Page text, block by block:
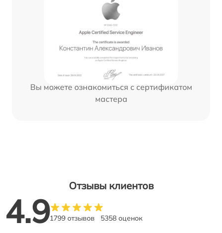
Вы можете ознакомиться с сертификатом
мастера
Отзывы клиентов
4.91799 отзывов 5358 оценок